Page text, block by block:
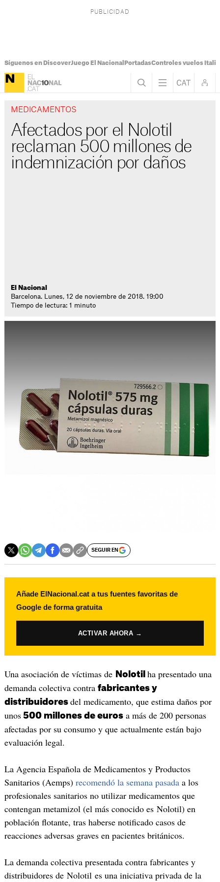
Síguenos en DiscoverJuego El Nacional PortadasControles vuelos Italia
MEDICAMENTOS
Afectados por el Nolotil
reclaman 500 millones de
indemnización por daños
El Nacional
Barcelona. Lunes, 12 de noviembre de 2018. 19:00
Tiempo de lectura: 1 minuto
SEGUIR EN
Añade ElNacional.cat a tus fuentes favoritas de
Google de forma gratuita
ACTIVAR AHORA →
Una asociación de víctimas de Nolotil ha presentado una
demanda colectiva contra fabricantes y
distribuidores del medicamento, que estima daños por
unos500 millones de eurosa más de 200 personas
afectadas por su consumo y que actualmente están bajo
evaluación legal.
La Agencia Española de Medicamentos y Productos
Sanitarios (Aemps) recomendó la semana pasadaa los
profesionales sanitarios no utilizar medicamentos que
contengan metamizol (el más conocido es Nolotil) en
población flotante, tras haberse notificado casos de
reacciones adversas graves en pacientes británicos.
La demanda colectiva presentada contra fabricantes y
distribuidores de Nolotil es una iniciativa privada de la